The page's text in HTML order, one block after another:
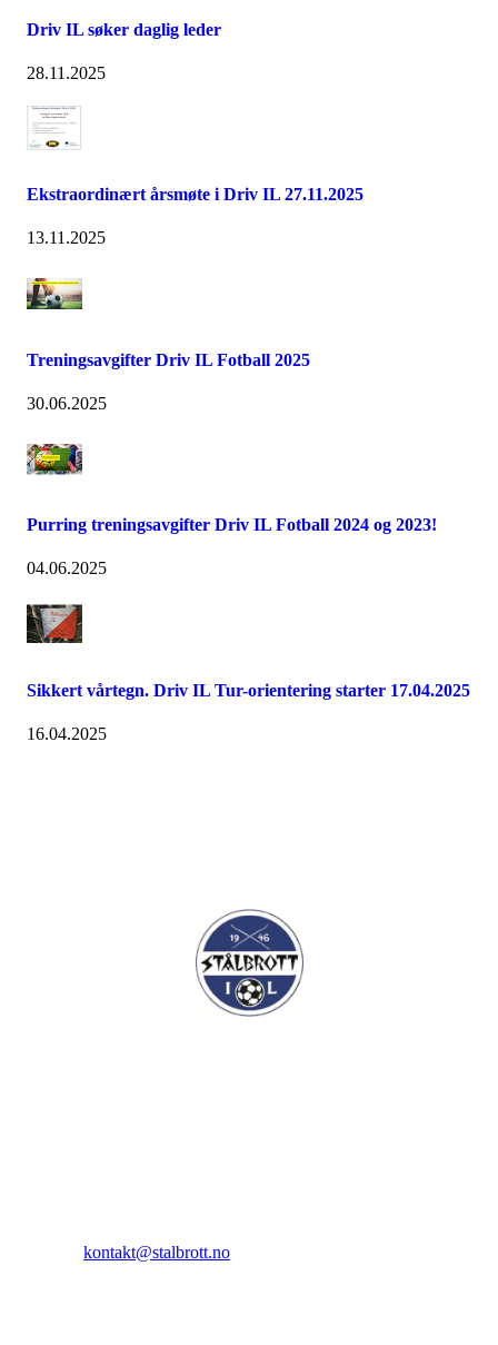
Driv IL søker daglig leder
28.11.2025
Ekstraordinært årsmøte i Driv IL 27.11.2025
13.11.2025
Treningsavgifter Driv IL Fotball 2025
30.06.2025
Purring treningsavgifter Driv IL Fotball 2024 og 2023!
04.06.2025
Sikkert vårtegn. Driv IL Tur-orientering starter 17.04.2025
16.04.2025
kontakt@stalbrott.no